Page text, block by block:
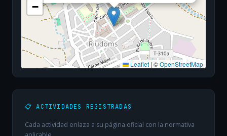
−
Leaflet | ©OpenStreetMap
📋 ACTIVIDADES REGISTRADAS
Cada actividad enlaza a su página oficial con la normativa